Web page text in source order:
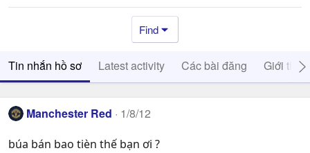
Find
Tin nhắn hồ sơ Latest activity Các bài đăng Giới thiệu
Manchester Red 1/8/12
búa bán bao tièn thế bạn ơi ?